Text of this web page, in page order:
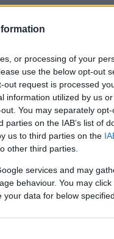
or processing of your
use the below opt-out
request is processed
information utilized by us
You may separately
on the IAB’s list of
us to third parties on the
other third parties.
services and may
behaviour. You may
data for below
εσφαλμένα προς
το σωστό δρόμο
αυτό τον σωστό
τον
η καΚοτανίδου.
τον πρώην
στο «μαύρο
και